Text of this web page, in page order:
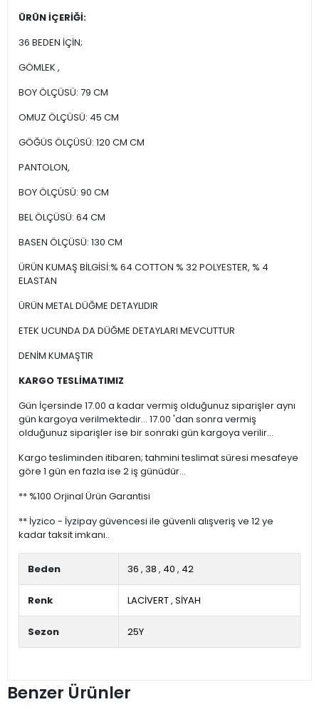
ÜRÜN İÇERİĞİ:
36 BEDEN İÇİN;
GÖMLEK ,
BOY ÖLÇÜSÜ: 79 CM
OMUZ ÖLÇÜSÜ: 45 CM
GÖĞÜS ÖLÇÜSÜ: 120 CM CM
PANTOLON,
BOY ÖLÇÜSÜ: 90 CM
BEL ÖLÇÜSÜ: 64 CM
BASEN ÖLÇÜSÜ: 130 CM
ÜRÜN KUMAŞ BİLGİSİ:% 64 COTTON % 32 POLYESTER, % 4
ELASTAN
ÜRÜN METAL DÜĞME DETAYLIDIR
ETEK UCUNDA DA DÜĞME DETAYLARI MEVCUTTUR
DENİM KUMAŞTIR
KARGO TESLİMATIMIZ
Gün İçersinde 17.00 a kadar vermiş olduğunuz siparişler aynı
gün kargoya verilmektedir... 17.00 'dan sonra vermiş
olduğunuz siparişler ise bir sonraki gün kargoya verilir...
Kargo tesliminden itibaren; tahmini teslimat süresi mesafeye
göre 1 gün en fazla ise 2 iş günüdür...
** %100 Orjinal Ürün Garantisi
** İyzico - İyzipay güvencesi ile güvenli alışveriş ve 12 ye
kadar taksit imkanı..
Beden 36 , 38 , 40 , 42
Renk LACİVERT, SİYAH
Sezon 25Y
Benzer Ürünler